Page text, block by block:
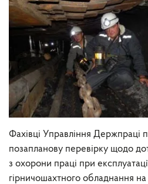
Фахівці Управління Держпраці
позапланову перевірку щодо
з охорони праці при
гірничошахтного обладнання на